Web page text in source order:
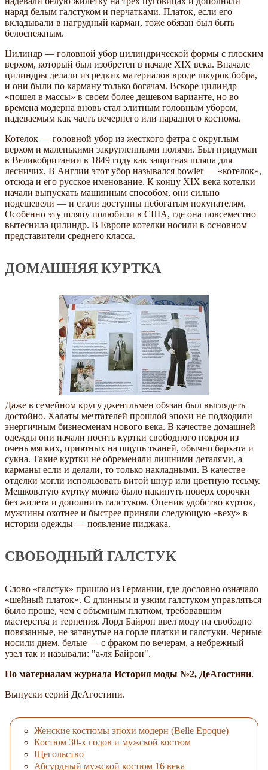
наряд белым галстуком и перчатками. Платок, если его
вкладывали в нагрудный карман, тоже обязан был быть
белоснежным.
Цилиндр — головной убор цилиндрической формы с плоским
верхом, который был изобретен в начале XIX века. Вначале
цилиндры делали из редких материалов вроде шкурок бобра,
и они были по карману только богачам. Вскоре цилиндр
«пошел в массы» в своем более дешевом варианте, но во
времена модерна вновь стал элитным головным убором,
надеваемым как часть вечернего или парадного костюма.
Котелок — головной убор из жесткого фетра с округлым
верхом и маленькими закругленными полями. Был придуман
в Великобритании в 1849 году как защитная шляпа для
лесничих. В Англии этот убор назывался bowler — «котелок»,
отсюда и его русское именование. К концу XIX века котелки
начали выпускать машинным способом, они сильно
подешевели — и стали доступны небогатым покупателям.
Особенно эту шляпу полюбили в США, где она повсеместно
вытеснила цилиндр. В Европе котелки носили в основном
представители среднего класса.
ДОМАШНЯЯ КУРТКА
Даже в семейном кругу джентльмен обязан был выглядеть
достойно. Халаты мечтателей прошлой эпохи не подходили
энергичным бизнесменам нового века. В качестве домашней
одежды они начали носить куртки свободного покроя из
очень мягких, приятных на ощупь тканей, обычно бархата и
сукна. Такие куртки не обременяли лишними деталями, а
карманы если и делали, то только накладными. В качестве
отделки могли использовать витой шнур или цветную тесьму.
Мешковатую куртку можно было накинуть поверх сорочки
без жилета и дополнить галстуком. Оценив удобство курток,
мужчины охотнее и быстрее приняли следующую «веху» в
истории одежды — появление пиджака.
СВОБОДНЫЙ ГАЛСТУК
Слово «галстук» пришло из Германии, где дословно означало
«шейный платок». С длинным и узким галстуком управляться
было проще, чем с объемным платком, требовавшим
мастерства и терпения. Лорд Байрон ввел моду на свободно
повязанные, не затянутые на горле платки и галстуки. Черные
носили днем, белые — с фраком по вечерам, а небрежный
узел так и называли: "а-ля Байрон".
По материалам журнала История моды №2, ДеАгостини.
Выпуски серий ДеАгостини.
Женские костюмы эпохи модерн (Belle Epoque)
Костюм 30-х годов и мужской костюм
Щегольство
Абсурдный мужской костюм 16 века